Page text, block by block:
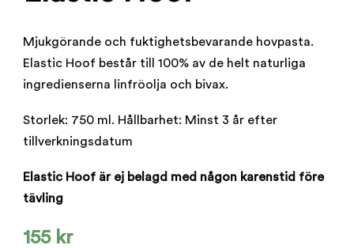
Mjukgörande och fuktighetsbevarande hovpasta.
Elastic Hoof består till 100% av de helt naturliga
ingredienserna linfröolja och bivax.
Storlek: 750 ml. Hållbarhet: Minst 3 år efter
tillverkningsdatum
Elastic Hoof är ej belagd med någon karenstid före
tävling
155 kr